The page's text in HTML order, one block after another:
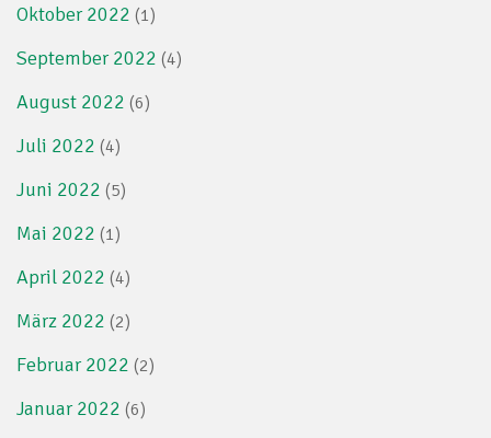
Oktober 2022 (1)
September 2022 (4)
August 2022 (6)
Juli 2022 (4)
Juni 2022 (5)
Mai 2022 (1)
April 2022 (4)
März 2022 (2)
Februar 2022 (2)
Januar 2022 (6)